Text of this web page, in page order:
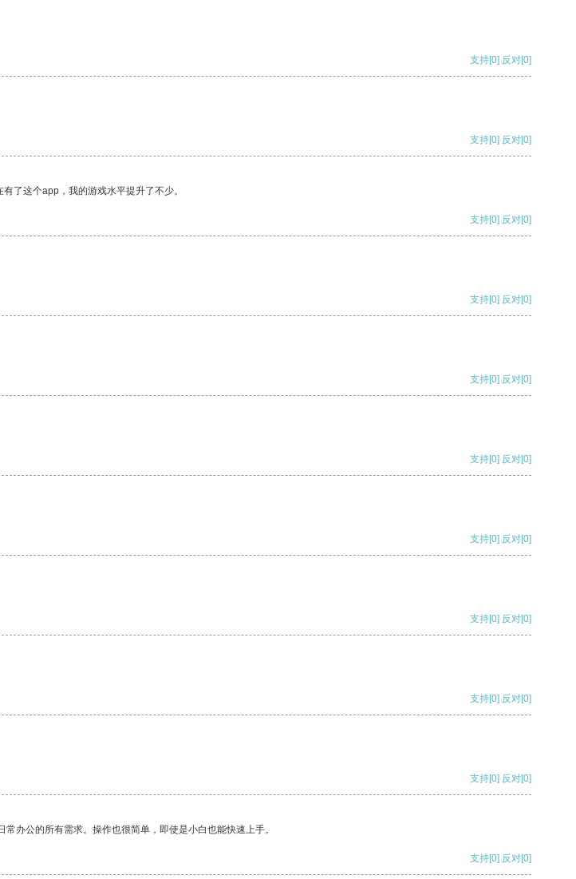
支持[0] 反对[0]
支持[0] 反对[0]
了这个app，我的游戏水平提升了不少。
支持[0] 反对[0]
支持[0] 反对[0]
支持[0] 反对[0]
支持[0] 反对[0]
支持[0] 反对[0]
支持[0] 反对[0]
支持[0] 反对[0]
支持[0] 反对[0]
办公的所有需求。操作也很简单，即使是小白也能快速上手。
支持[0] 反对[0]